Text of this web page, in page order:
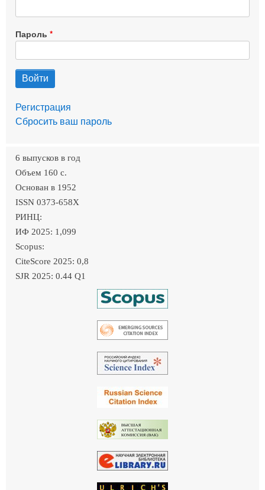
Пароль
Регистрация
Сбросить ваш пароль
6 выпусков в год
Объем 160 c.
Основан в 1952
ISSN 0373-658X
РИНЦ:
ИФ 2025: 1,099
Scopus:
CiteScore 2025: 0,8
SJR 2025: 0.44 Q1